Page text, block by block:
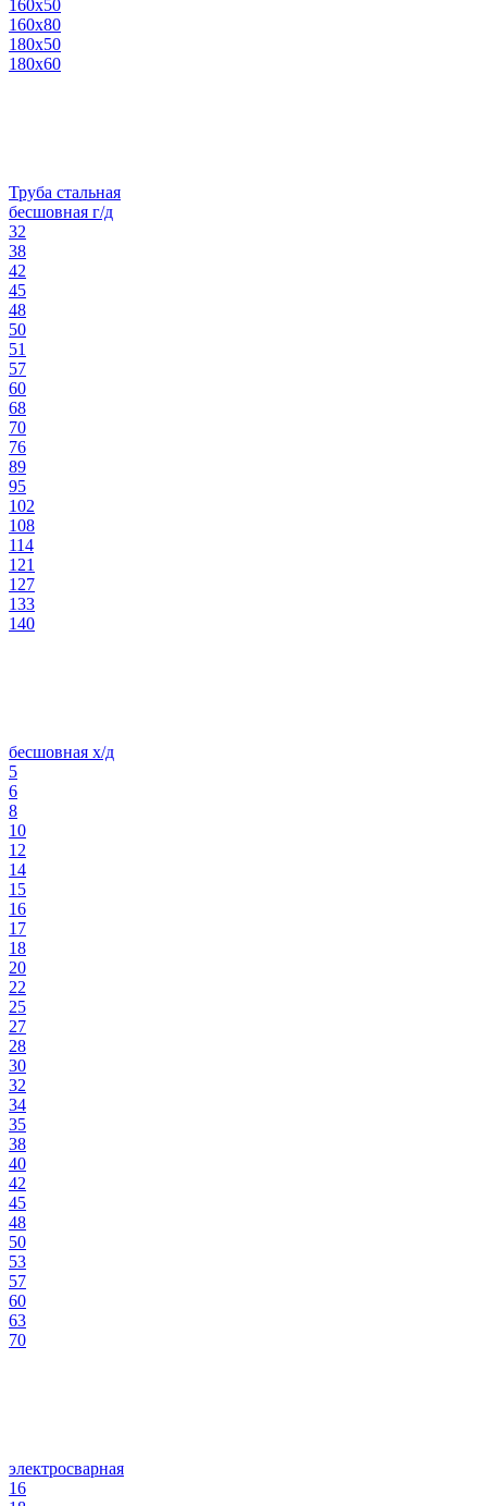
160х50
160х80
180х50
180х60
Труба стальная
бесшовная г/д
32
38
42
45
48
50
51
57
60
68
70
76
89
95
102
108
114
121
127
133
140
бесшовная х/д
5
6
8
10
12
14
15
16
17
18
20
22
25
27
28
30
32
34
35
38
40
42
45
48
50
53
57
60
63
70
электросварная
16